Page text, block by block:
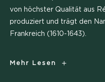
von höchster Qualität aus
produziert und trägt den
Frankreich (1610-1643).
Mehr Lesen
Louis